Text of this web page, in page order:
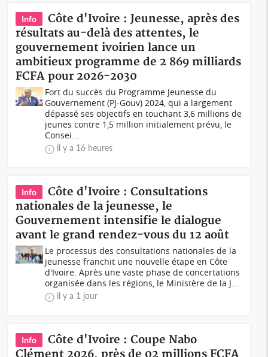
Info
Côte d'Ivoire : Jeunesse, après des
résultats au-delà des attentes, le
gouvernement ivoirien lance un
ambitieux programme de 2 869 milliards
FCFA pour 2026-2030
Fort du succès du Programme Jeunesse du
Gouvernement (PJ-Gouv) 2024, qui a largement
dépassé ses objectifs en touchant 3,6 millions de
jeunes contre 1,5 million initialement prévu, le
Consei...
il y a 16 heures
Info
Côte d'Ivoire : Consultations
nationales de la jeunesse, le
Gouvernement intensifie le dialogue
avant le grand rendez-vous du 12 août
Le processus des consultations nationales de la
jeunesse franchit une nouvelle étape en Côte
d'Ivoire. Après une vaste phase de concertations
organisée dans les régions, le Ministère de la J...
il y a 1 jour
Info
Côte d'Ivoire : Coupe Nabo